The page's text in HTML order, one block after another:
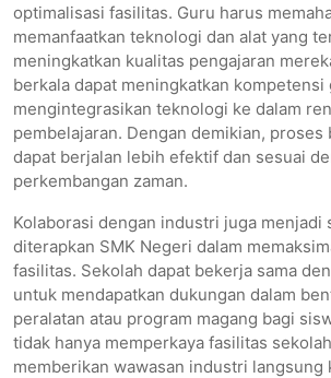
optimalisasi fasilitas. Guru harus
memanfaatkan teknologi dan alat yang
meningkatkan kualitas pengajaran
berkala dapat meningkatkan kompetensi
mengintegrasikan teknologi ke dalam
pembelajaran. Dengan demikian, proses
dapat berjalan lebih efektif dan sesuai
perkembangan zaman.
Kolaborasi dengan industri juga menjadi
diterapkan SMK Negeri dalam
fasilitas. Sekolah dapat bekerja sama
untuk mendapatkan dukungan dalam
peralatan atau program magang bagi
tidak hanya memperkaya fasilitas
memberikan wawasan industri langsung